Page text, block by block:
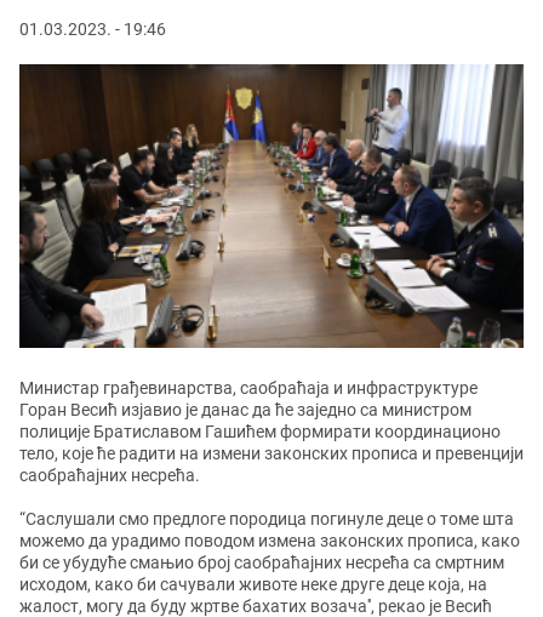
01.03.2023. - 19:46
Министар грађевинарства, саобраћаја и инфраструктуре
Горан Весић изјавио је данас да ће заједно са министром
полиције Братиславом Гашићем формирати координационо
тело, које ће радити на измени законских прописа и превенцији
саобраћајних несрећа.
“Саслушали смо предлоге породица погинуле деце о томе шта
можемо да урадимо поводом измена законских прописа, како
би се убудуће смањио број саобраћајних несрећа са смртним
исходом, како би сачували животе неке друге деце која, на
жалост, могу да буду жртве бахатих возача'', рекао је Весић